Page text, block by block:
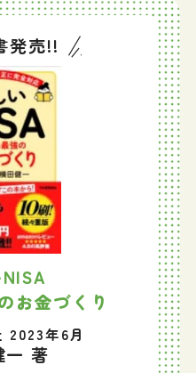
発売!!
お金づくり
2023年6月
一 著